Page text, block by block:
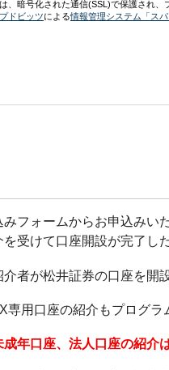
みフォームからお申込みい
を受けて口座開設が完了し
介者が松井証券の口座を開
専用口座の紹介もプログラ
成年口座、法人口座の紹介